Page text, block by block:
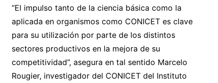
“El impulso tanto de la ciencia básica como la
aplicada en organismos como CONICET es clave
para su utilización por parte de los distintos
sectores productivos en la mejora de su
competitividad”, asegura en tal sentido Marcelo
Rougier, investigador del CONICET del Instituto